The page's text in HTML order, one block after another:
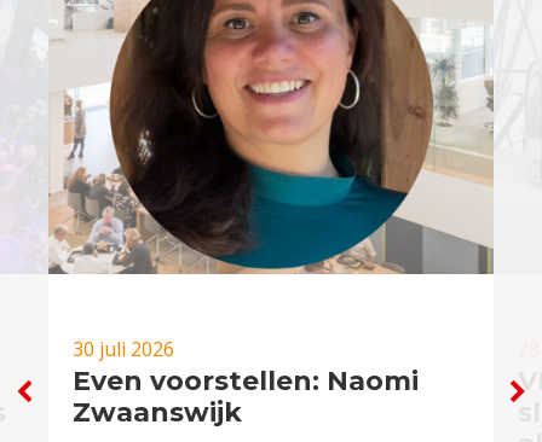
30 juli 2026
Even voorstellen: Naomi
Zwaanswijk